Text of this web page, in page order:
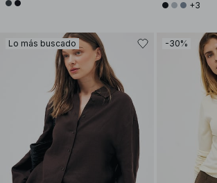
+3
Lo más buscado -30%